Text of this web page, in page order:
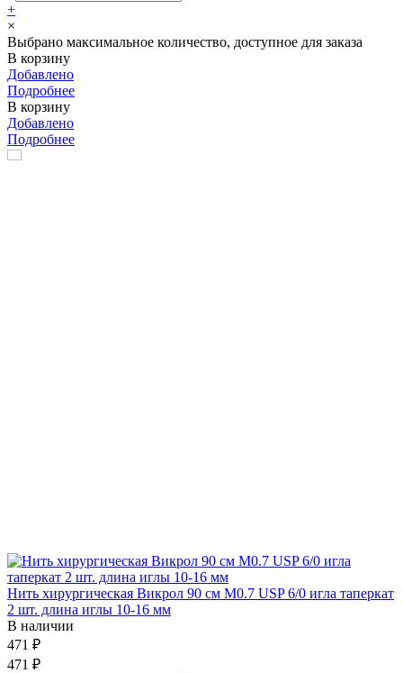
+
×
Выбрано максимальное количество, доступное для заказа
В корзину
Добавлено
Подробнее
В корзину
Добавлено
Подробнее
Нить хирургическая Викрол 90 см М0.7 USP 6/0 игла таперкат
2 шт. длина иглы 10-16 мм
В наличии
471 ₽
471 ₽